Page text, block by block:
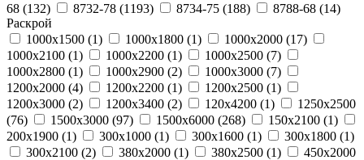
68 (132) 8732-78 (1193) 8734-75 (188) 8788-68 (14)
Раскрой
1000х1500 (1) 1000х1800 (1) 1000х2000 (17)
1000х2100 (1) 1000х2200 (1) 1000х2500 (7)
1000х2800 (1) 1000х2900 (2) 1000х3000 (7)
1200х2000 (4) 1200х2200 (1) 1200х2500 (1)
1200х3000 (2) 1200х3400 (2) 120х4200 (1)
1250х2500
(76) 1500х3000 (97) 1500х6000 (268) 150х2100 (1)
200х1900 (1) 300х1000 (1) 300х1600 (1) 300х1800 (1)
300х2100 (2) 380х2000 (1) 380х2500 (1)
450х2000